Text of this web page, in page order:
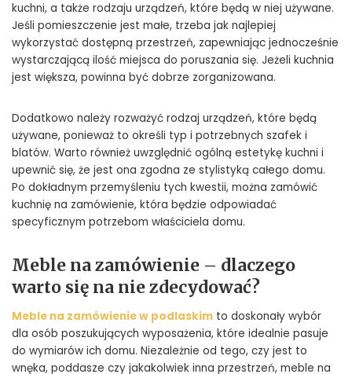
kuchni, a także rodzaju urządzeń, które będą w niej używane.
Jeśli pomieszczenie jest małe, trzeba jak najlepiej
wykorzystać dostępną przestrzeń, zapewniając jednocześnie
wystarczającą ilość miejsca do poruszania się. Jeżeli kuchnia
jest większa, powinna być dobrze zorganizowana.
Dodatkowo należy rozważyć rodzaj urządzeń, które będą
używane, ponieważ to określi typ i potrzebnych szafek i
blatów. Warto również uwzględnić ogólną estetykę kuchni i
upewnić się, że jest ona zgodna ze stylistyką całego domu.
Po dokładnym przemyśleniu tych kwestii, można zamówić
kuchnię na zamówienie, która będzie odpowiadać
specyficznym potrzebom właściciela domu.
Meble na zamówienie – dlaczego
warto się na nie zdecydować?
Meble na zamówienie w podlaskim to doskonały wybór
dla osób poszukujących wyposażenia, które idealnie pasuje
do wymiarów ich domu. Niezależnie od tego, czy jest to
wnęka, poddasze czy jakakolwiek inna przestrzeń, meble na